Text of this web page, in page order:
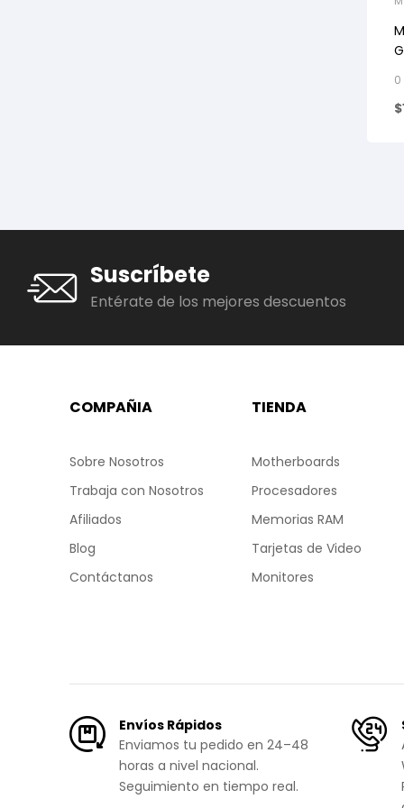
0
$
Suscríbete
Entérate de los mejores descuentos
COMPAÑIA
Sobre Nosotros
Trabaja con Nosotros
Afiliados
Blog
Contáctanos
TIENDA
Motherboards
Procesadores
Memorias RAM
Tarjetas de Video
Monitores
Envíos Rápidos
Enviamos tu pedido en 24–48
horas a nivel nacional.
Seguimiento en tiempo real.